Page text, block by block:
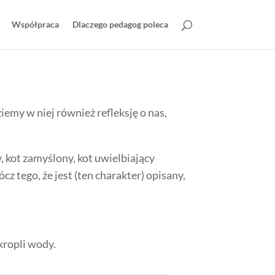
Współpraca Dlaczego pedagog poleca
w niej również refleksję o nas,
kot zamyślony, kot uwielbiający
tego, że jest (ten charakter) opisany,
wody.